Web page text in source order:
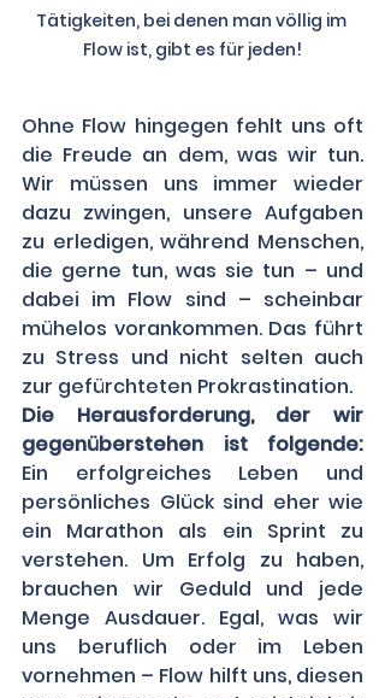
Tätigkeiten, bei denen man völlig im
Flow ist, gibt es für jeden!
Ohne Flow hingegen fehlt uns oft
die Freude an dem, was wir tun.
Wir müssen uns immer wieder
dazu zwingen, unsere Aufgaben
zu erledigen, während Menschen,
die gerne tun, was sie tun – und
dabei im Flow sind – scheinbar
mühelos vorankommen. Das führt
zu Stress und nicht selten auch
zur gefürchteten Prokrastination.
Die Herausforderung, der wir
gegenüberstehen ist folgende:
Ein erfolgreiches Leben und
persönliches Glück sind eher wie
ein Marathon als ein Sprint zu
verstehen. Um Erfolg zu haben,
brauchen wir Geduld und jede
Menge Ausdauer. Egal, was wir
uns beruflich oder im Leben
vornehmen – Flow hilft uns, diesen